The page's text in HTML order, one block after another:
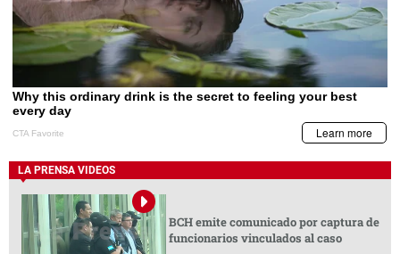
LA PRENSA VIDEOS
BCH emite comunicado por captura de
funcionarios vinculados al caso